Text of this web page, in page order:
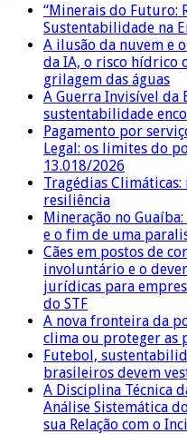
“Minerais do Futuro:
Sustentabilidade na
A ilusão da nuvem e
da IA, o risco hídrico
grilagem das águas
A Guerra Invisível da
sustentabilidade
Pagamento por
Legal: os limites do
13.018/2026
Tragédias
resiliência
Mineração no
e o fim de uma
Cães em postos de
involuntário e o
jurídicas para
do STF
A nova fronteira da
clima ou proteger as
Futebol,
brasileiros devem
A Disciplina Técnica
Análise Sistemática
sua Relação com o